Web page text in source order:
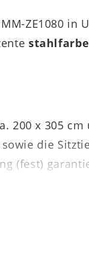
ZE1080 in
200 x 305
die
(fest)